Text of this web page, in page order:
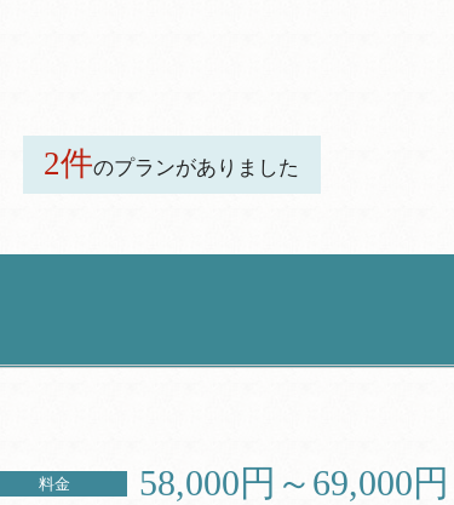
2件のプランがありました
料金 58,000円～69,000円